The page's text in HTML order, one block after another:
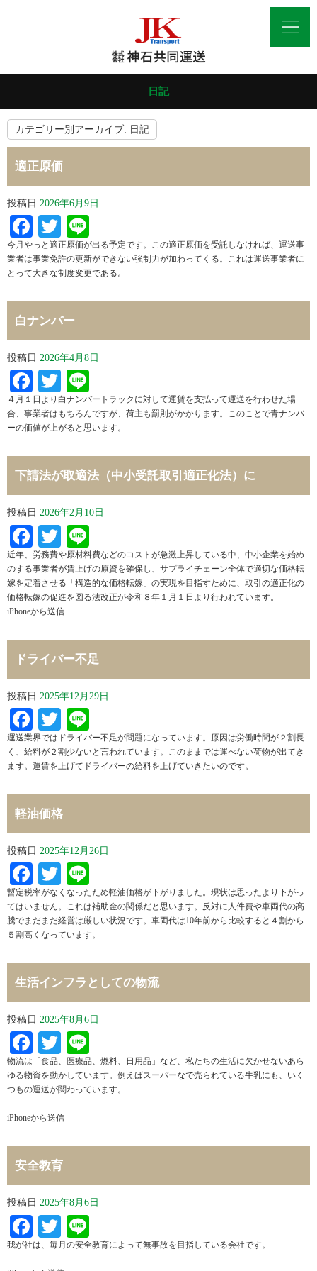
日記
カテゴリー別アーカイブ: 日記
適正原価
投稿日 2026年6月9日
Facebook
Twitter
今月やっと適正原価が出る予定です。この適正原価を受託しなければ、運送事
業者は事業免許の更新ができない強制力が加わってくる。これは運送事業者に
とって大きな制度変更である。
白ナンバー
投稿日 2026年4月8日
Facebook
Twitter
４月１日より白ナンバートラックに対して運賃を支払って運送を行わせた場
合、事業者はもちろんですが、荷主も罰則がかかります。このことで青ナンバ
ーの価値が上がると思います。
下請法が取適法（中小受託取引適正化法）に
投稿日 2026年2月10日
Facebook
Twitter
近年、労務費や原材料費などのコストが急激上昇している中、中小企業を始め
のする事業者が賃上げの原資を確保し、サプライチェーン全体で適切な価格転
嫁を定着させる「構造的な価格転嫁」の実現を目指すために、取引の適正化の
価格転嫁の促進を図る法改正が令和８年１月１日より行われています。
iPhoneから送信
ドライバー不足
投稿日 2025年12月29日
Facebook
Twitter
運送業界ではドライバー不足が問題になっています。原因は労働時間が２割長
く、給料が２割少ないと言われています。このままでは運べない荷物が出てき
ます。運賃を上げてドライバーの給料を上げていきたいのです。
軽油価格
投稿日 2025年12月26日
Facebook
Twitter
暫定税率がなくなったため軽油価格が下がりました。現状は思ったより下がっ
てはいません。これは補助金の関係だと思います。反対に人件費や車両代の高
騰でまだまだ経営は厳しい状況です。車両代は10年前から比較すると４割から
５割高くなっています。
生活インフラとしての物流
投稿日 2025年8月6日
Facebook
Twitter
物流は「食品、医療品、燃料、日用品」など、私たちの生活に欠かせないあら
ゆる物資を動かしています。例えばスーパーなで売られている牛乳にも、いく
つもの運送が関わっています。
iPhoneから送信
安全教育
投稿日 2025年8月6日
Facebook
Twitter
我が社は、毎月の安全教育によって無事故を目指している会社です。